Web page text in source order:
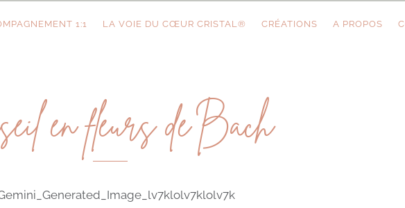
1:1 LA VOIE DU CŒUR CRISTAL® CRÉATIONS A PROPOS
en fleurs de Bach